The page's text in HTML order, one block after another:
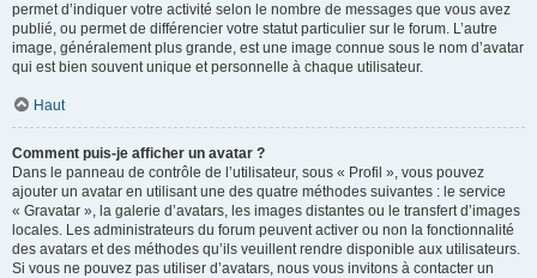
permet d’indiquer votre activité selon le nombre de messages que vous avez
publié, ou permet de différencier votre statut particulier sur le forum. L’autre
image, généralement plus grande, est une image connue sous le nom d’avatar
qui est bien souvent unique et personnelle à chaque utilisateur.
Haut
Comment puis-je afficher un avatar ?
Dans le panneau de contrôle de l’utilisateur, sous « Profil », vous pouvez
ajouter un avatar en utilisant une des quatre méthodes suivantes : le service
« Gravatar », la galerie d’avatars, les images distantes ou le transfert d’images
locales. Les administrateurs du forum peuvent activer ou non la fonctionnalité
des avatars et des méthodes qu’ils veuillent rendre disponible aux utilisateurs.
Si vous ne pouvez pas utiliser d’avatars, nous vous invitons à contacter un